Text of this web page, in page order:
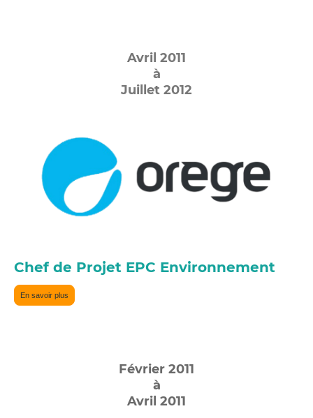
Avril 2011
à
Juillet 2012
Chef de Projet EPC Environnement
En savoir plus
Février 2011
à
Avril 2011